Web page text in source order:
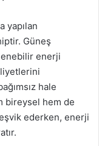
yapılan
Güneş
enerji
hale
bireysel hem de
ederken, enerji